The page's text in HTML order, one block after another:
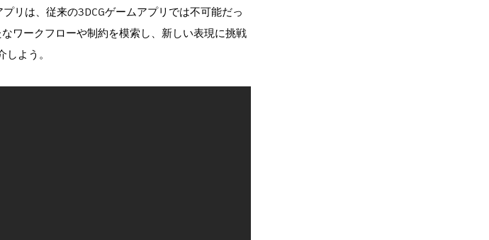
リは、従来の3DCGゲームアプリでは不可能だっ
ワークフローや制約を模索し、新しい表現に挑戦
よう。